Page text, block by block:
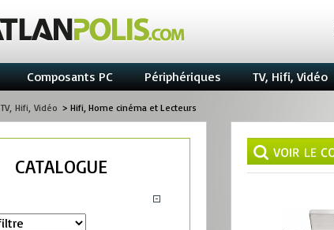
Composants PC Périphériques TV, Hifi, Vidéo
TV, Hifi, Vidéo > Hifi, Home cinéma et Lecteurs
CATALOGUE